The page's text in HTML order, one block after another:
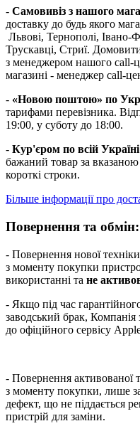
- Самовивіз з нашого
доставку до будь якого
Львові, Тернополі, Івано-
Трускавці, Стриї.
з менеджером нашого call-
магазині - менеджер call-
- «Новою поштою» по
тарифами перевізника.
19:00, у суботу до 18:00.
- Кур'єром по всій Україні
бажаний товар за
короткі строки.
Більше інформації про
Повернення та обмін:
- Повернення нової
з моменту покупки
використанні та не
- Якщо під час
заводський брак, Компанія
до офіційного сервісу
- Повернення активованої
з моменту покупки, лише
дефект, що не піддається
пристрій для заміни.